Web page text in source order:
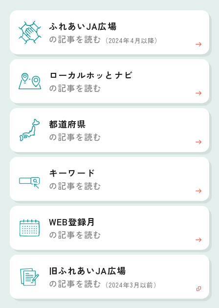
ふれあいJA広場
の記事を読む （2024年4月以降）
ローカルホッと ナビ
の記事を読む
都道府県
の記事を読む
キーワード
の記事を読む
WEB登録月
の記事を読む
旧ふれあいJA広場
の記事を読む （2024年3月以前）